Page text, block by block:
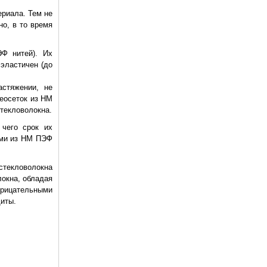
Тем не
в то время
нитей). Их
(до
не
из НМ
срок их
из НМ ПЭФ
обладая